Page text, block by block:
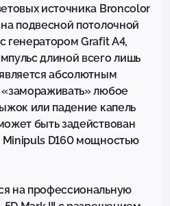
источника Broncolor
подвесной потолочной
генератором Grafit A4,
длиной всего лишь
абсолютным
любое
или падение капель
быть задействован
D160 мощностью
на профессиональную